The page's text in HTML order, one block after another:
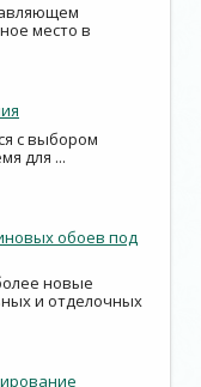
место в
с выбором
для ...
обоев под
новые
и отделочных